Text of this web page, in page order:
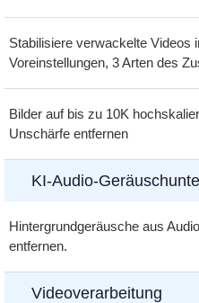
Stabilisiere verwackelte Videos
Voreinstellungen, 3 Arten des
Bilder auf bis zu 10K
Unschärfe entfernen
KI-Audio-
Hintergrundgeräusche aus
entfernen.
Videoverarbeitung